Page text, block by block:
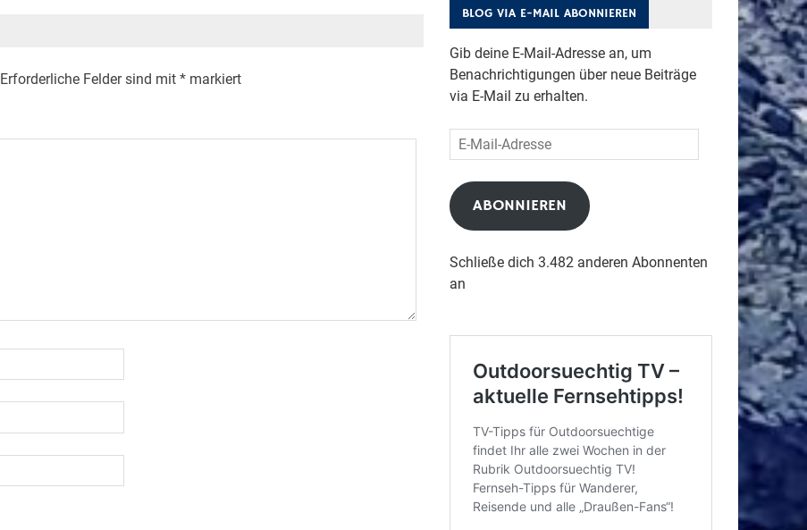
Erforderliche Felder sind mit *markiert
BLOG VIA E-MAIL ABONNIEREN
Gib deine E-Mail-Adresse an, um
Benachrichtigungen über neue Beiträge
via E-Mail zu erhalten.
E-
Mail-
Adresse
ABONNIEREN
Schließe dich 3.482 anderen Abonnenten
an